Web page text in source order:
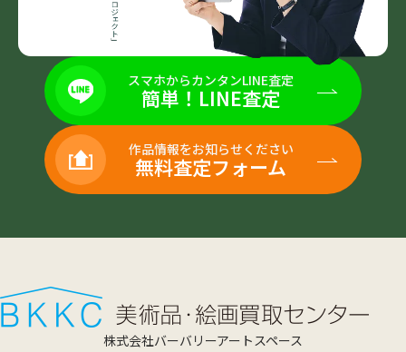
スマホからカンタンLINE査定
簡単！LINE査定
作品情報をお知らせください
無料査定フォーム
株式会社バーバリーアートスペース